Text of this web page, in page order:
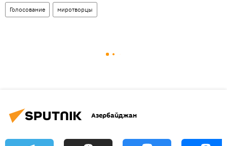
Голосование миротворцы
Азербайджан